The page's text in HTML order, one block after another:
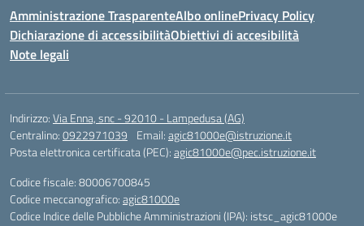
Amministrazione TrasparenteAlbo onlinePrivacy Policy
Dichiarazione di accessibilitàObiettivi di accesibilità
Note legali
Indirizzo:Via Enna, snc - 92010 - Lampedusa (AG)
Centralino:0922971039 Email:agic81000e@istruzione.it
Posta elettronica certificata (PEC):agic81000e@pec.istruzione.it
Codice fiscale: 80006700845
Codice meccanografico:agic81000e
Codice Indice delle Pubbliche Amministrazioni (IPA): istsc_agic81000e